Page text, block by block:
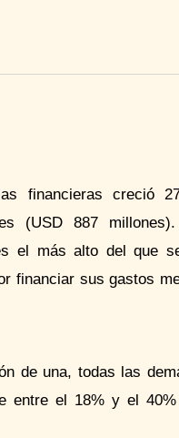
financieras creció
(USD 887
el más alto del que
financiar sus gastos
de una, todas las
entre el 18% y el